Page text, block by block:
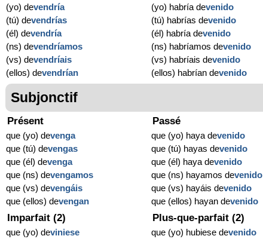
(yo) devendría
(tú) devendrías
(él) devendría
(ns) devendríamos
(vs) devendríais
(ellos) devendrían
(yo) habría devenido
(tú) habrías devenido
(él) habría devenido
(ns) habríamos devenido
(vs) habríais devenido
(ellos) habrían devenido
Subjonctif
Présent
que (yo) devenga
que (tú) devengas
que (él) devenga
que (ns) devengamos
que (vs) devengáis
que (ellos) devengan
Passé
que (yo) haya devenido
que (tú) hayas devenido
que (él) haya devenido
que (ns) hayamos devenido
que (vs) hayáis devenido
que (ellos) hayan devenido
Imparfait (2)
que (yo) deviniese
Plus-que-parfait (2)
que (yo) hubiese devenido